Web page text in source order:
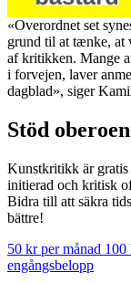
«Overordnet set
grund til at tænke, at
af kritikken. Mange
i forvejen, laver
dagblad», siger
Stöd
Kunstkritikk är gratis
initierad och kritisk
Bidra till att säkra
bättre!
50 kr per månad 100
engångsbelopp